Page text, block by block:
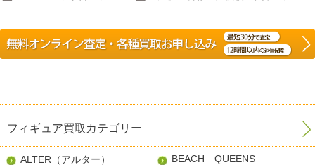
フィギュア買取カテゴリー
ALTER（アルター） BEACH QUEENS